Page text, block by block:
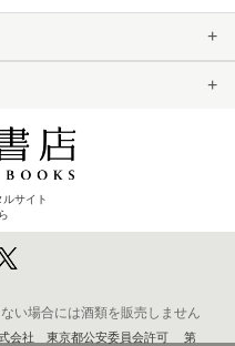
サイト
い場合には酒類を販売しません
式会社 東京都公安委員会許可 第